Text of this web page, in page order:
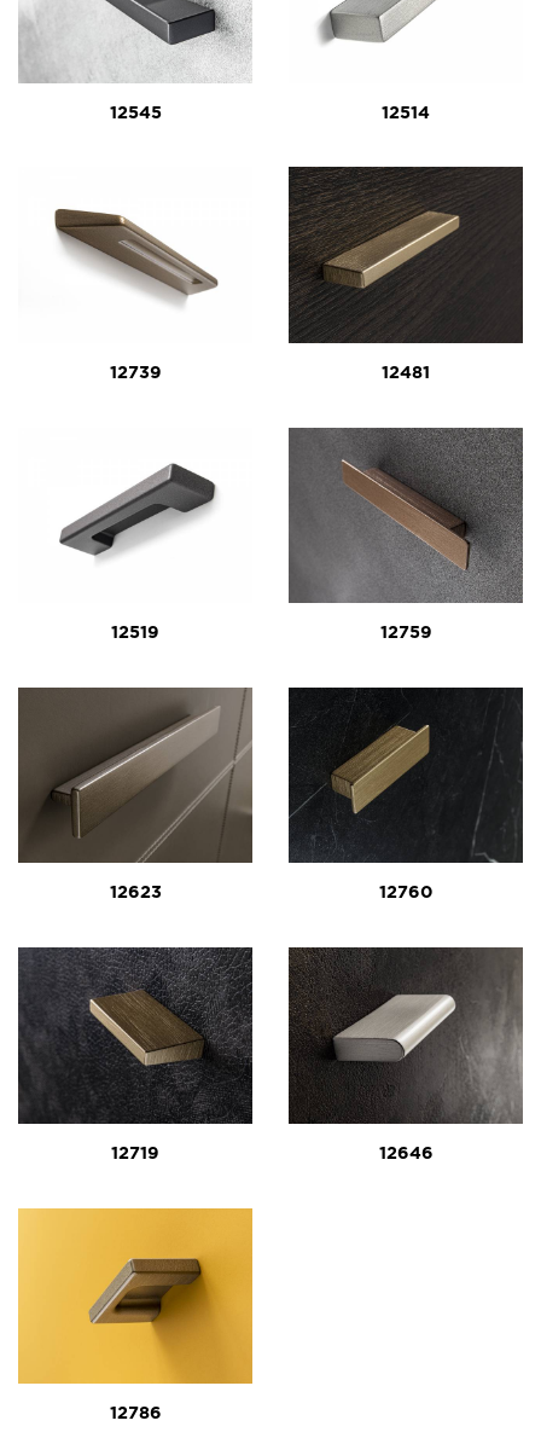
12545 12514
12739 12481
12519 12759
12623 12760
12719 12646
12786